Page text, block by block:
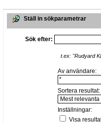
Ställ in sökparametrar
Sök efter:
t.ex:"Rudyard
Av användare:
Sortera resultat:
Inställningar:
Visa